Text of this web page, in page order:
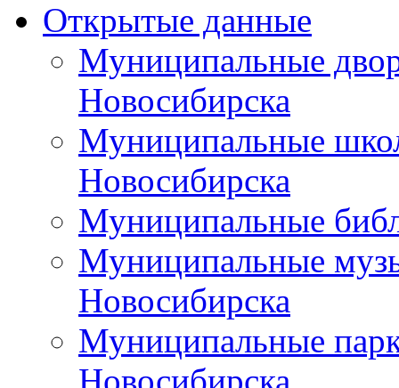
Открытые данные
Муниципальные
Новосибирска
Муниципальные
Новосибирска
Муниципальные
Муниципальные
Новосибирска
Муниципальные